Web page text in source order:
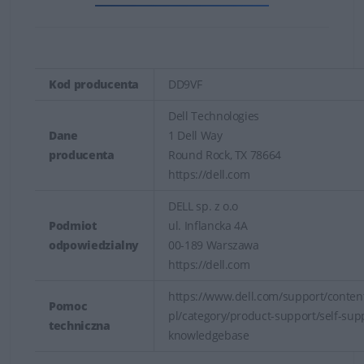
Kod producenta DD9VF
Dane
producenta
Dell Technologies
1 Dell Way
Round Rock, TX 78664
https://dell.com
Podmiot
odpowiedzialny
DELL sp. z o.o
ul. Inflancka 4A
00-189 Warszawa
https://dell.com
Pomoc
techniczna
https://www.dell.com/support/
pl/category/product-support/self-
knowledgebase